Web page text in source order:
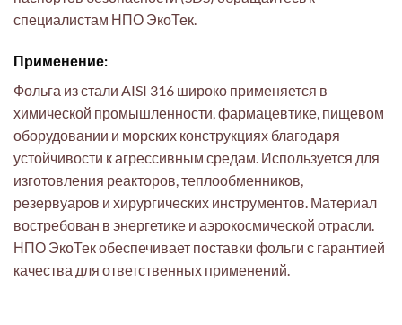
специалистам НПО ЭкоТек.
Применение:
Фольга из стали AISI 316 широко применяется в
химической промышленности, фармацевтике, пищевом
оборудовании и морских конструкциях благодаря
устойчивости к агрессивным средам. Используется для
изготовления реакторов, теплообменников,
резервуаров и хирургических инструментов. Материал
востребован в энергетике и аэрокосмической отрасли.
НПО ЭкоТек обеспечивает поставки фольги с гарантией
качества для ответственных применений.